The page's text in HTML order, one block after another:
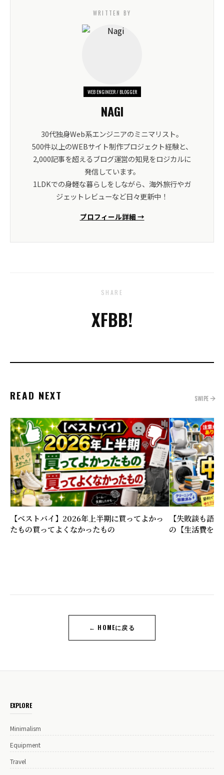
WRITTEN BY
WEB ENGINEER / BLOGGER
NAGI
30代独身Web系エンジニアのミニマリスト。
500件以上のWEBサイト制作プロジェクト経験と、
2,000記事を超えるブログ運営の知見をロジカルに
発信しています。
1LDKでの身軽な暮らしをしながら、海外旅行やガ
ジェットレビューなど日々更新中！
プロフィール詳細 →
SHARE
XFBB!
READ NEXT SWIPE
【ベストバイ】2026年上半期に買ってよかっ
たもの買ってよくなかったもの
【失敗談も語
の【生活費を下
← HOMEに戻る
EXPLORE
Minimalism
Equipment
Travel